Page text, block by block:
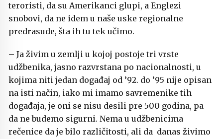
teroristi, da su Amerikanci glupi, a Englezi
snobovi, da ne idem u naše uske regionalne
predrasude, šta ih tu tek učimo.
– Ja živim u zemlji u kojoj postoje tri vrste
udžbenika, jasno razvrstana po nacionalnosti, u
kojima niti jedan događaj od ’92. do ’95 nije opisan
na isti način, iako mi imamo savremenike tih
događaja, je oni se nisu desili pre 500 godina, pa
da ne budemo sigurni. Nema u udžbenicima
rečenice da je bilo različitosti, ali da danas živimo